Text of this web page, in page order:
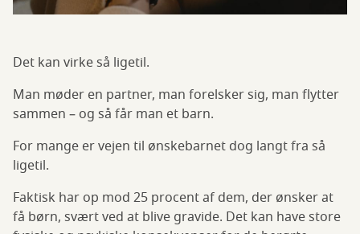
Det kan virke så ligetil.
Man møder en partner, man forelsker sig, man flytter
sammen – og så får man et barn.
For mange er vejen til ønskebarnet dog langt fra så
ligetil.
Faktisk har op mod 25 procent af dem, der ønsker at
få børn, svært ved at blive gravide. Det kan have store